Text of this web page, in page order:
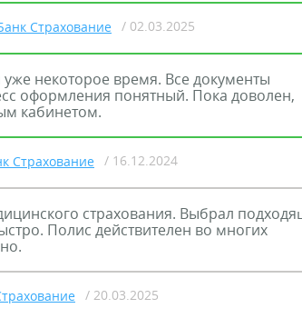
Страхование / 02.03.2025
некоторое время. Все документы
оформления понятный. Пока доволен,
кабинетом.
Страхование / 16.12.2024
страхования. Выбрал
Полис действителен во многих
/ 20.03.2025